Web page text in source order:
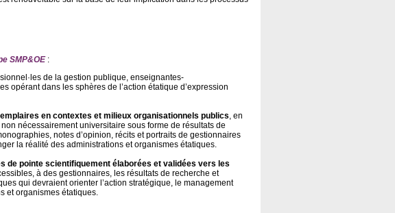
SMP&OE :
de la gestion publique, enseignantes-
opérant dans les sphères de l’action étatique d’expression
en contextes et milieux organisationnels publics, en
nécessairement universitaire sous forme de résultats de
notes d’opinion, récits et portraits de gestionnaires
la réalité des administrations et organismes étatiques.
de pointe scientifiquement élaborées et validées vers les
à des gestionnaires, les résultats de recherche et
qui devraient orienter l’action stratégique, le management
et organismes étatiques.